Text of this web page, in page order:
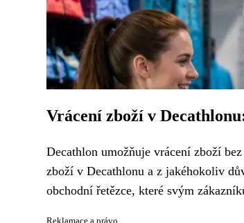
Vrácení zboží v
Decathlon umožňuje vrácení zboží
zboží v Decathlonu a z jakéhokoliv
obchodní řetězce, které svým
Reklamace a právo